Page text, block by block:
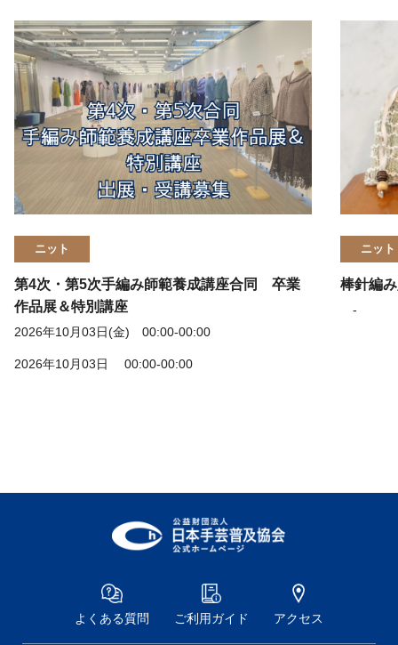
ニット
第4次・第5次手編み師範養成講座合同 卒業
作品展＆特別講座
2026年10月03日(金) 00:00-00:00
2026年10月03日 00:00-00:00
ニット
棒針編
-
よくある質問 ご利用ガイド アクセス